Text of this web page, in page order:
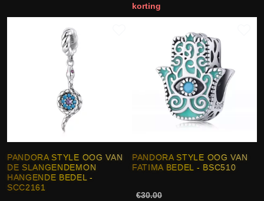
korting
PANDORA STYLE OOG VAN
DE SLANGENDEMON
HANGENDE BEDEL -
SCC2161
PANDORA STYLE OOG VAN
FATIMA BEDEL - BSC510
€30.00